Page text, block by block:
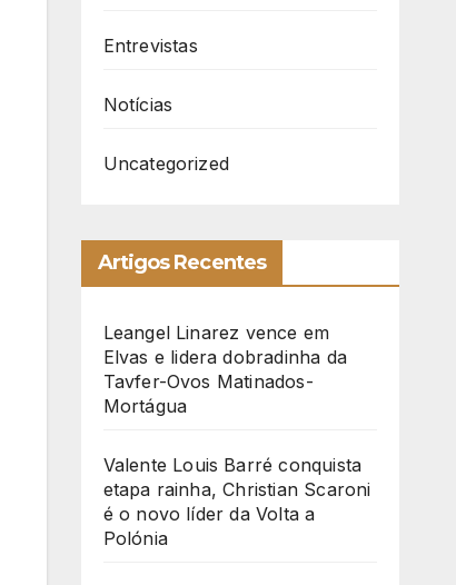
Entrevistas
Notícias
Uncategorized
Artigos Recentes
Leangel Linarez vence em
Elvas e lidera dobradinha da
Tavfer-Ovos Matinados-
Mortágua
Valente Louis Barré conquista
etapa rainha, Christian Scaroni
é o novo líder da Volta a
Polónia